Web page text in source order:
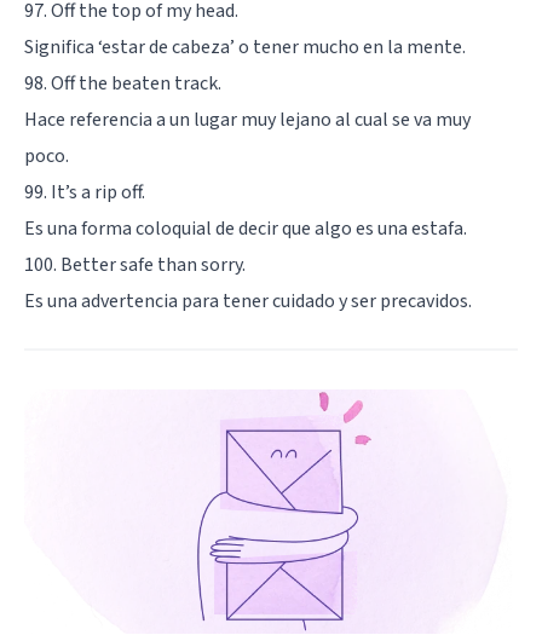
97. Off the top of my head.
Significa ‘estar de cabeza’ o tener mucho en la mente.
98. Off the beaten track.
Hace referencia a un lugar muy lejano al cual se va muy
poco.
99. It’s a rip off.
Es una forma coloquial de decir que algo es una estafa.
100. Better safe than sorry.
Es una advertencia para tener cuidado y ser precavidos.